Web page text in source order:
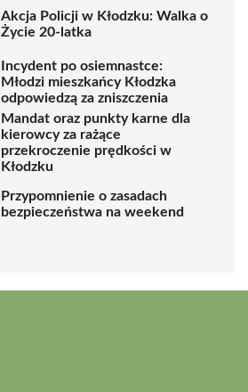
Akcja Policji w Kłodzku: Walka o
Życie 20-latka
Incydent po osiemnastce:
Młodzi mieszkańcy Kłodzka
odpowiedzą za zniszczenia
Mandat oraz punkty karne dla
kierowcy za rażące
przekroczenie prędkości w
Kłodzku
Przypomnienie o zasadach
bezpieczeństwa na weekend